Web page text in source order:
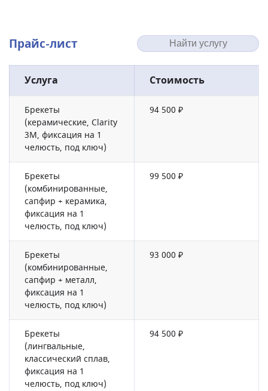
Прайс-лист
Услуга Стоимость
Брекеты
(керамические, Clarity
3M, фиксация на 1
челюсть, под ключ)
94 500 ₽
Брекеты
(комбинированные,
сапфир + керамика,
фиксация на 1
челюсть, под ключ)
99 500 ₽
Брекеты
(комбинированные,
сапфир + металл,
фиксация на 1
челюсть, под ключ)
93 000 ₽
Брекеты
(лингвальные,
классический сплав,
фиксация на 1
челюсть, под ключ)
94 500 ₽